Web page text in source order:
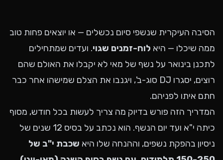
הסיבה העיקרית שנשפי סיום נכשלים — או יוצאים פחות טוב
ממה שיכלו — היא לוח-זמנים שגוי. ועדים שמתחילים
לתכנן בינואר על נשף של מאי לא יקבלו את האולם שהם
רוצים, יסגרו DJ סוג-ב', ויגנבו את הצלם שמישהו אחר כבר
חתם איתו לפניהם.
המדריך הזה פורש בדיוק מה צריך לעשות בכל חודש, מסוף
כיתה י"א ועד יום הנשף. הוא נכתב על בסיס 12 שנים של
ניסיון בהפקת נשפים, וההנחה שלו היא שכבת י"ב של